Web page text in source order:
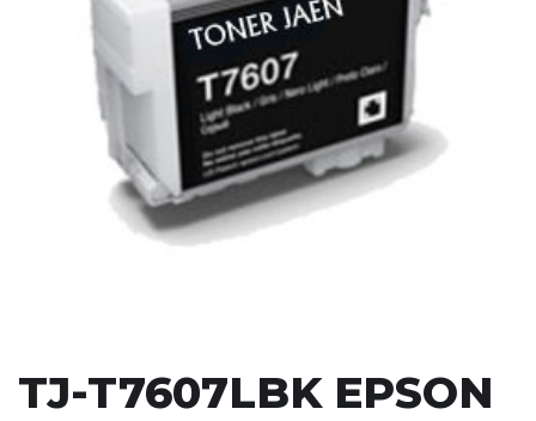
TJ-T7607LBK EPSON